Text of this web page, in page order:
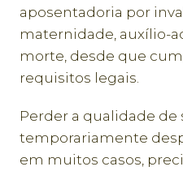
aposentadoria por
maternidade, auxílio-
morte, desde que
requisitos legais.
Perder a qualidade
temporariamente
em muitos casos,